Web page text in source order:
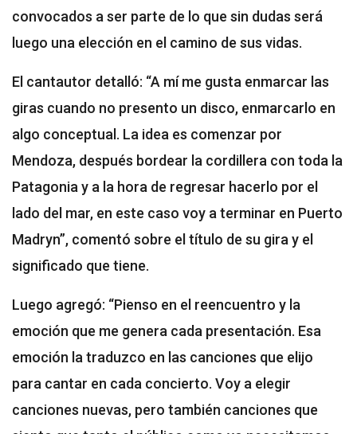
convocados a ser parte de lo que sin dudas será
luego una elección en el camino de sus vidas.
El cantautor detalló: “A mí me gusta enmarcar las
giras cuando no presento un disco, enmarcarlo en
algo conceptual. La idea es comenzar por
Mendoza, después bordear la cordillera con toda la
Patagonia y a la hora de regresar hacerlo por el
lado del mar, en este caso voy a terminar en Puerto
Madryn”, comentó sobre el título de su gira y el
significado que tiene.
Luego agregó: “Pienso en el reencuentro y la
emoción que me genera cada presentación. Esa
emoción la traduzco en las canciones que elijo
para cantar en cada concierto. Voy a elegir
canciones nuevas, pero también canciones que